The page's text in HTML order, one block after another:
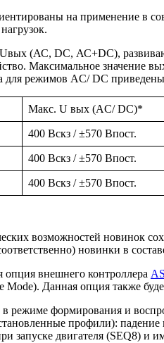
на применение в
(АС, DC, АС+DC),
Максимальное значение
для режимов AC/ DC
Макс. U вых (AC/ DC)*
400 Вскз / ±570 Впост.
400 Вскз / ±570 Впост.
400 Вскз / ±570 Впост.
возможностей новинок
новинки в
опция внешнего контроллера
Данная опция также
формирования и
профили):
двигателя (SEQ8) и